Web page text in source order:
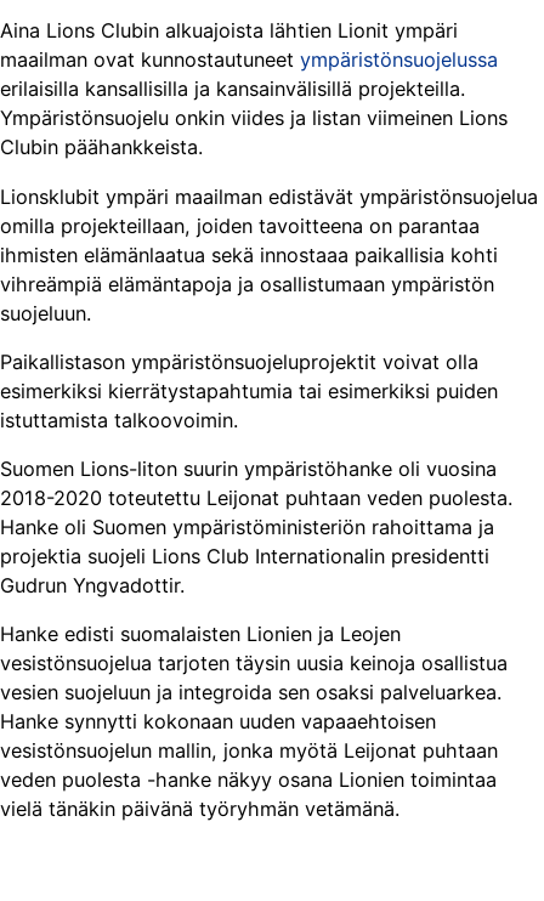
Aina Lions Clubin alkuajoista lähtien Lionit ympäri
maailman ovat kunnostautuneet ympäristönsuojelussa
erilaisilla kansallisilla ja kansainvälisillä projekteilla.
Ympäristönsuojelu onkin viides ja listan viimeinen Lions
Clubin päähankkeista.
Lionsklubit ympäri maailman edistävät ympäristönsuojelua
omilla projekteillaan, joiden tavoitteena on parantaa
ihmisten elämänlaatua sekä innostaaa paikallisia kohti
vihreämpiä elämäntapoja ja osallistumaan ympäristön
suojeluun.
Paikallistason ympäristönsuojeluprojektit voivat olla
esimerkiksi kierrätystapahtumia tai esimerkiksi puiden
istuttamista talkoovoimin.
Suomen Lions-liton suurin ympäristöhanke oli vuosina
2018-2020 toteutettu Leijonat puhtaan veden puolesta.
Hanke oli Suomen ympäristöministeriön rahoittama ja
projektia suojeli Lions Club Internationalin presidentti
Gudrun Yngvadottir.
Hanke edisti suomalaisten Lionien ja Leojen
vesistönsuojelua tarjoten täysin uusia keinoja osallistua
vesien suojeluun ja integroida sen osaksi palveluarkea.
Hanke synnytti kokonaan uuden vapaaehtoisen
vesistönsuojelun mallin, jonka myötä Leijonat puhtaan
veden puolesta -hanke näkyy osana Lionien toimintaa
vielä tänäkin päivänä työryhmän vetämänä.